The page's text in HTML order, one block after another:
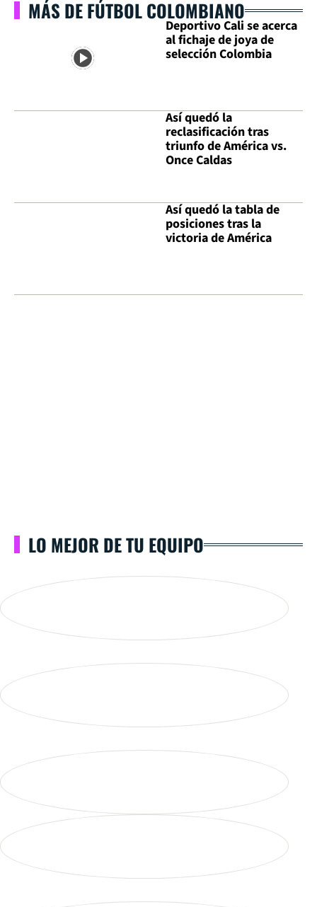
MÁS DE FÚTBOL COLOMBIANO
Deportivo Cali se acerca
al fichaje de joya de
selección Colombia
Así quedó la
reclasificación tras
triunfo de América vs.
Once Caldas
Así quedó la tabla de
posiciones tras la
victoria de América
LO MEJOR DE TU EQUIPO